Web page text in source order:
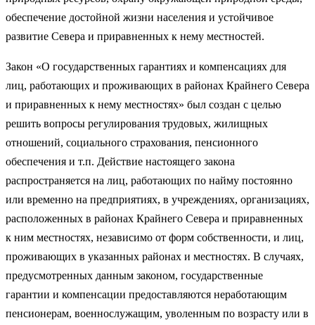
обеспечение достойной жизни населения и устойчивое
развитие Севера и приравненных к нему местностей.
Закон «О государственных гарантиях и компенсациях для
лиц, работающих и проживающих в районах Крайнего Севера
и приравненных к нему местностях» был создан с целью
решить вопросы регулирования трудовых, жилищных
отношений, социального страхования, пенсионного
обеспечения и т.п. Действие настоящего закона
распространяется на лиц, работающих по найму постоянно
или временно на предприятиях, в учреждениях, организациях,
расположенных в районах Крайнего Севера и приравненных
к ним местностях, независимо от форм собственности, и лиц,
проживающих в указанных районах и местностях. В случаях,
предусмотренных данным законом, государственные
гарантии и компенсации предоставляются неработающим
пенсионерам, военнослужащим, уволенным по возрасту или в